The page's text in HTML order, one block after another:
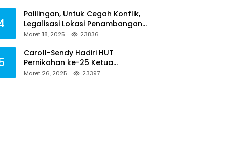
Palilingan, Untuk Cegah Konflik,
Legalisasi Lokasi Penambangan
Solusinya
Maret 18, 2025 23836
Caroll-Sendy Hadiri HUT
Pernikahan ke-25 Ketua
Pengadilan Negeri Tondano
Maret 26, 2025 23397